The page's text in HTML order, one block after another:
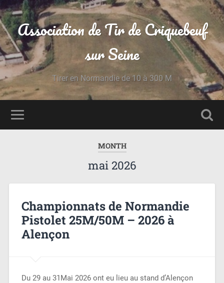
Association de Tir de Criquebeuf
sur Seine
Tirer en Normandie de 10 à 300 M
MONTH
mai 2026
Championnats de Normandie
Pistolet 25M/50M – 2026 à
Alençon
Du 29 au 31Mai 2026 ont eu lieu au stand d’Alençon